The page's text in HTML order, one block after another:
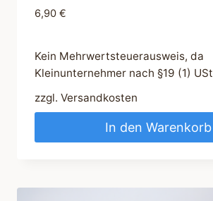
6,90 €
Kein Mehrwertsteuerausweis, da
Kleinunternehmer nach §19 (1)
zzgl. Versandkosten
In den Warenkorb